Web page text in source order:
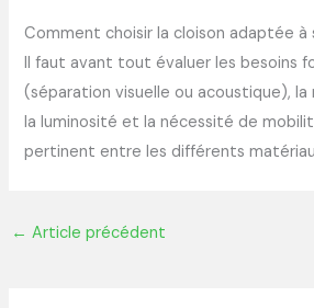
Comment choisir la cloison adaptée à
Il faut avant tout évaluer les besoins
(séparation visuelle ou acoustique), la
la luminosité et la nécessité de
pertinent entre les différents
← Article précédent